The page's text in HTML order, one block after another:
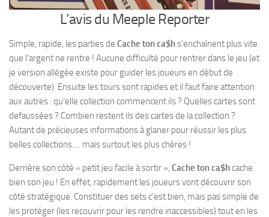
L’avis du Meeple Reporter
Simple, rapide, les parties de Cache ton ca$hs’enchaînent plus vite
que l’argent ne rentre ! Aucune difficulté pour rentrer dans le jeu (et
je version allégée existe pour guider les joueurs en début de
découverte). Ensuite les tours sont rapides et il faut faire attention
aux autres : qu’elle collection commencent ils ? Quelles cartes sont
defaussées ? Combien restent ils des cartes de la collection ?
Autant de précieuses informations à glaner pour réussir les plus
belles collections…. mais surtout les plus chères !
Derrière son côté « petit jeu facile à sortir », Cache ton ca$hcache
bien son jeu ! En effet, rapidement les joueurs vont découvrir son
côté stratégique. Constituer des sets c’est bien, mais pas simple de
les protéger (les recouvrir pour les rendre inaccessibles) tout en les